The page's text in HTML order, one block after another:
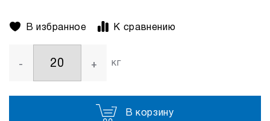
В избранное К сравнению
- + кг
В корзину